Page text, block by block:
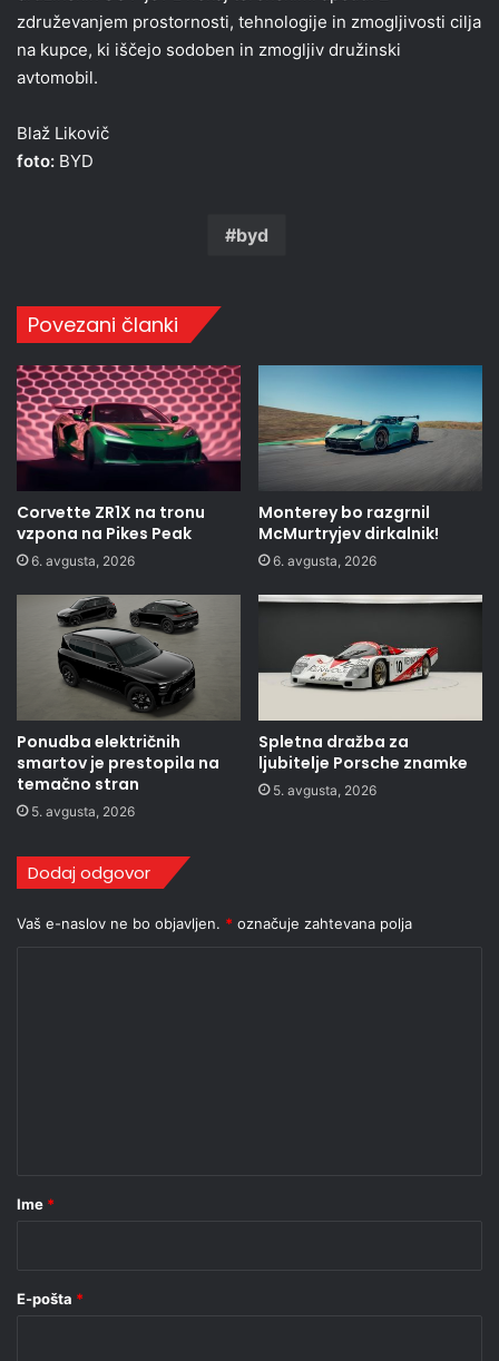
združevanjem prostornosti, tehnologije in zmogljivosti cilja
na kupce, ki iščejo sodoben in zmogljiv družinski
avtomobil.
Blaž Likovič
foto: BYD
byd
Povezani članki
Corvette ZR1X na tronu
vzpona na Pikes Peak
6. avgusta, 2026
Monterey bo razgrnil
McMurtryjev dirkalnik!
6. avgusta, 2026
Ponudba električnih
smartov je prestopila na
temačno stran
5. avgusta, 2026
Spletna dražba za
ljubitelje Porsche znamke
5. avgusta, 2026
Dodaj odgovor
Vaš e-naslov ne bo objavljen. * označuje zahtevana polja
r
Ime *
E-pošta *